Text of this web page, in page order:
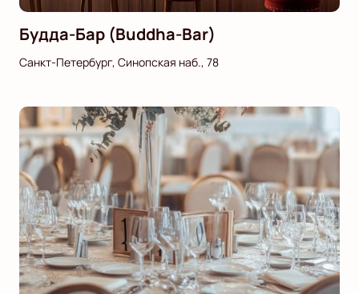
Будда-Бар (Buddha-Bar)
Санкт-Петербург, Синопская наб., 78